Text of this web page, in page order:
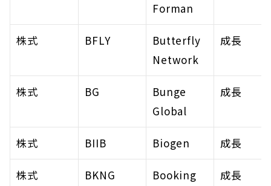
Forman
株式 BFLY
Butterfly
Network
成長
株式 BG
Bunge
Global
成長
株式 BIIB Biogen 成長
株式 BKNG
Booking
成長